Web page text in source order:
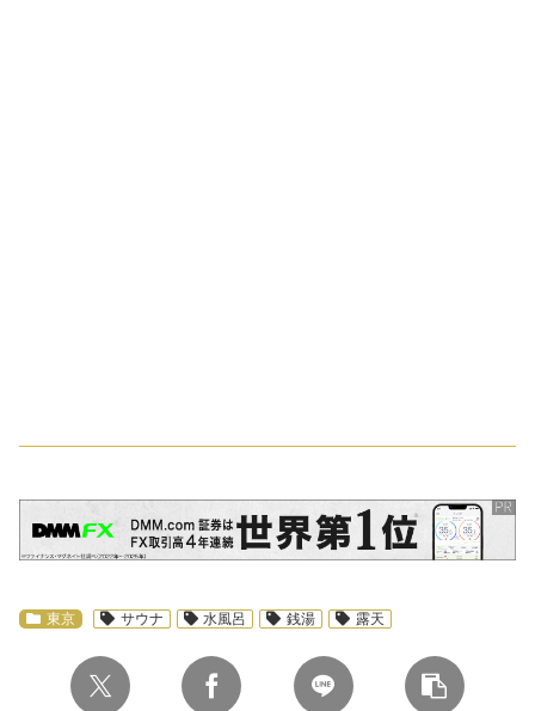
スポンサーリンク
東京 サウナ 水風呂 銭湯 露天